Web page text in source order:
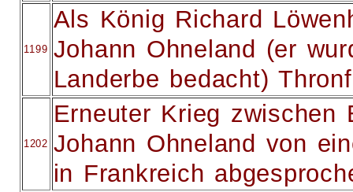
1199
Als König Richard
Johann Ohneland (er
Landerbe bedacht)
1202
Erneuter Krieg zwischen
Johann Ohneland von
in Frankreich